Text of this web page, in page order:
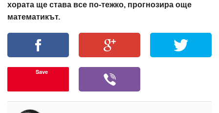
хората ще става все по-тежко, прогнозира още
математикът.
Save